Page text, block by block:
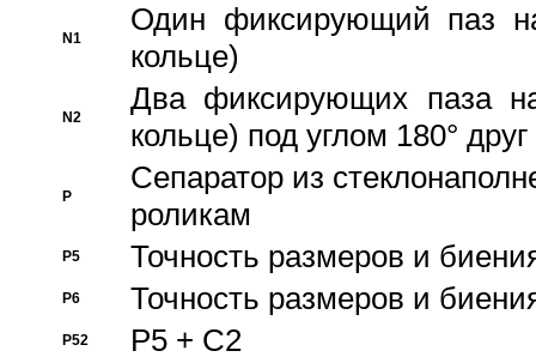
N1
Один фиксирующий паз
кольце)
N2
Два фиксирующих паза
кольце) под углом 180° друг
P
Cепаратор из
роликам
P5 Точность размеров и
P6 Точность размеров и
P52 P5 + C2